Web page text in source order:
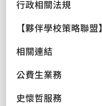
行政相關法規
【夥伴學校策略聯盟】
相關連結
公費生業務
史懷哲服務